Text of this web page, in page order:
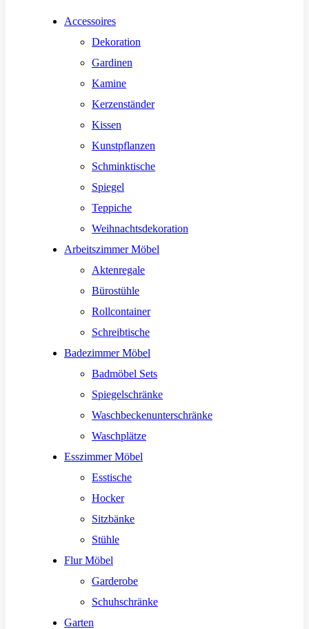
Accessoires
Dekoration
Gardinen
Kamine
Kerzenständer
Kissen
Kunstpflanzen
Schminktische
Spiegel
Teppiche
Weihnachtsdekoration
Arbeitszimmer Möbel
Aktenregale
Bürostühle
Rollcontainer
Schreibtische
Badezimmer Möbel
Badmöbel Sets
Spiegelschränke
Waschbeckenunterschränke
Waschplätze
Esszimmer Möbel
Esstische
Hocker
Sitzbänke
Stühle
Flur Möbel
Garderobe
Schuhschränke
Garten